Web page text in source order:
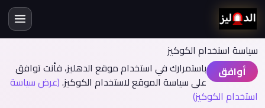
سياسة اسنخدام الكوكيز
أوافق
باستمرارك في استخدام موقع الدهليز، فأنت توافق
على سياسة الموقع لاستخدام الكوكيز.(عرض سياسة
استخدام الكوكيز)